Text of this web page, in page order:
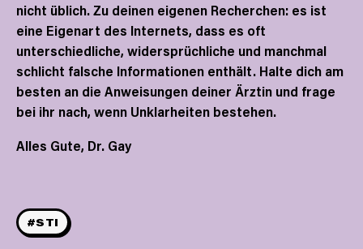
nicht üblich. Zu deinen eigenen Recherchen: es ist
eine Eigenart des Internets, dass es oft
unterschiedliche, widersprüchliche und manchmal
schlicht falsche Informationen enthält. Halte dich am
besten an die Anweisungen deiner Ärztin und frage
bei ihr nach, wenn Unklarheiten bestehen.
Alles Gute, Dr. Gay
#STI